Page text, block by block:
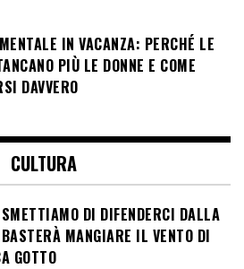
IN VACANZA: PERCHÉ LE
PIÙ LE DONNE E COME
DAVVERO
CULTURA
SMETTIAMO DI DIFENDERCI DALLA
MANGIARE IL VENTO DI
GOTTO